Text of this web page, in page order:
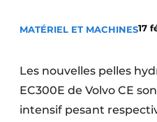
Construction bois
MATÉRIEL ET MACHINES17
Les nouvelles pelles
EC300E de Volvo CE
intensif pesant